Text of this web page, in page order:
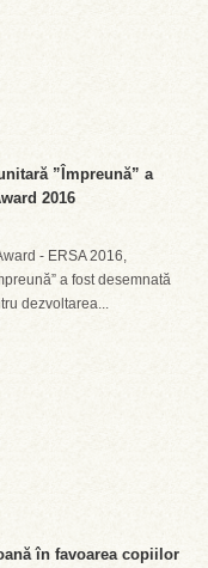
”Împreună” a
2016
- ERSA 2016,
a fost desemnată
dezvoltarea...
în favoarea copiilor